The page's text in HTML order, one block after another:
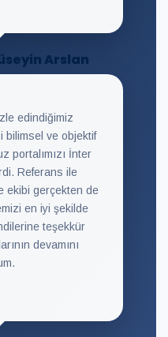
Arslan
edindiğimiz
bilimsel ve objektif
portalımızı İnter
Referans ile
ekibi gerçekten de
en iyi şekilde
teşekkür
devamını